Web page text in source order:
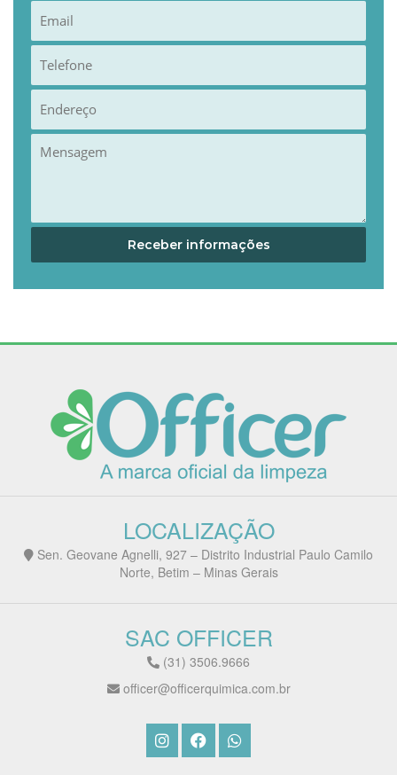
LOCALIZAÇÃO
Sen. Geovane Agnelli, 927 – Distrito Industrial Paulo Camilo
Norte, Betim – Minas Gerais
SAC OFFICER
(31) 3506.9666
officer@officerquimica.com.br